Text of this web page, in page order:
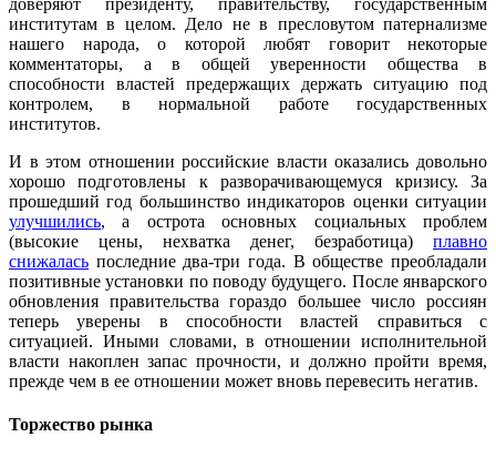
институтам в целом. Дело не в пресловутом патернализме
нашего народа, о которой любят говорит некоторые
комментаторы, а в общей уверенности общества в
способности властей предержащих держать ситуацию под
контролем, в нормальной работе государственных
институтов.
И в этом отношении российские власти оказались довольно
хорошо подготовлены к разворачивающемуся кризису. За
прошедший год большинство индикаторов оценки ситуации
улучшились, а острота основных социальных проблем
(высокие цены, нехватка денег, безработица) плавно
снижалась последние два-три года. В обществе преобладали
позитивные установки по поводу будущего. После январского
обновления правительства гораздо большее число россиян
теперь уверены в способности властей справиться с
ситуацией. Иными словами, в отношении исполнительной
власти накоплен запас прочности, и должно пройти время,
прежде чем в ее отношении может вновь перевесить негатив.
Торжество рынка